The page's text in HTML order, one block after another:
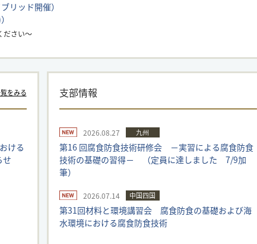
リッド開催）
ださい～
をみる
ける
せ
支部情報
2026.08.27 九州
第16 回腐食防食技術研修会 －実習による腐食防食
技術の基礎の習得－ （定員に達しました 7/9加
筆）
2026.07.14 中国四国
第31回材料と環境講習会 腐食防食の基礎および海
水環境における腐食防食技術